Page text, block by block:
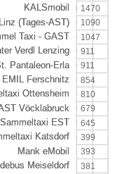
1470
1090
1047
911
911
854
810
679
645
399
393
381